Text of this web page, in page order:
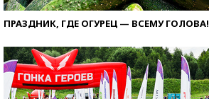
ПРАЗДНИК, ГДЕ ОГУРЕЦ — ВСЕМУ ГОЛОВА!